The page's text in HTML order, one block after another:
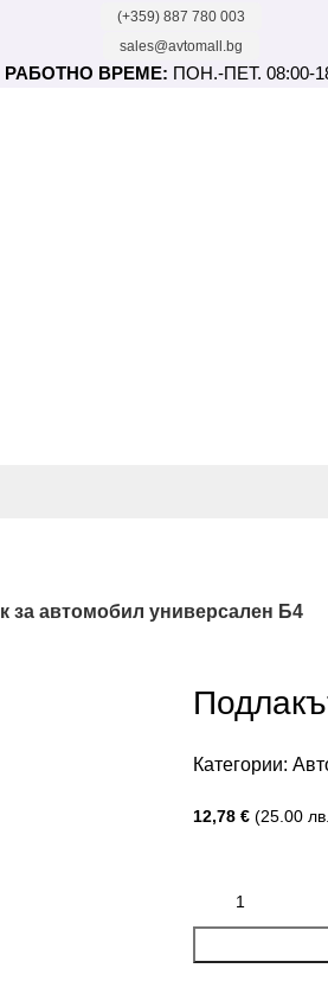
(+359) 887 780 003
sales@avtomall.bg
РАБОТНО ВРЕМЕ: ПОН.-ПЕТ. 08:00-
за автомобил универсален Б4
Категории:
12,78 € (25.00